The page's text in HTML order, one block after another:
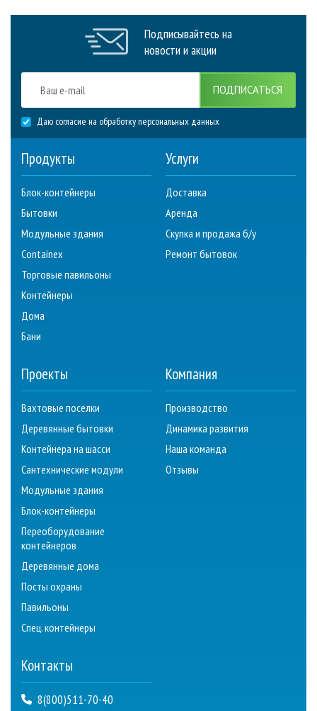
Подписывайтесь на
новости и акции
ПОДПИСАТЬСЯ
Даю согласие на обработку персональных данных
Продукты
Блок-контейнеры
Бытовки
Модульные здания
Containex
Торговые павильоны
Контейнеры
Дома
Бани
Услуги
Доставка
Аренда
Скупка и продажа б/у
Ремонт бытовок
Проекты
Вахтовые поселки
Деревянные бытовки
Контейнера на шасси
Сантехнические модули
Модульные здания
Блок-контейнеры
Переоборудование
контейнеров
Деревянные дома
Посты охраны
Павильоны
Спец. контейнеры
Компания
Производство
Динамика развития
Наша команда
Отзывы
Контакты
8(800)511-70-40